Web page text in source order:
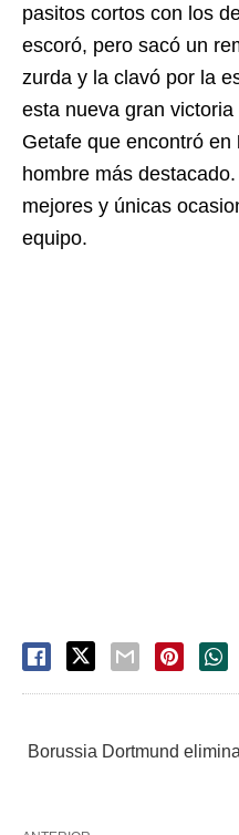
pasitos cortos con los
escoró, pero sacó un
zurda y la clavó por la
esta nueva gran
Getafe que encontró en
hombre más
mejores y únicas
equipo.
Borussia Dortmund